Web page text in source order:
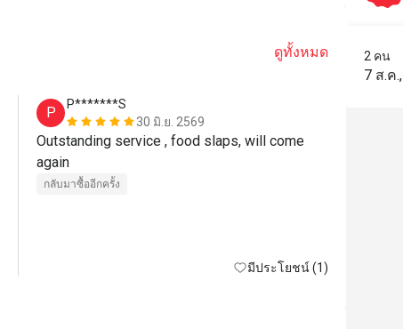
ดูทั้งหมด
P
P*******S
30 มิ.ย. 2569
Outstanding service , food slaps, will come
again
กลับมาซื้ออีกครั้ง
มีประโยชน์ (1)
2 คน
7 ส.ค.,